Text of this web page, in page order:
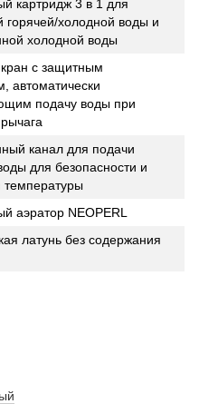
картридж 3 в 1 для
горячей/холодной воды и
холодной воды
с защитным
автоматически
подачу воды при
канал для подачи
для безопасности и
температуры
аэратор NEOPERL
латунь без содержания